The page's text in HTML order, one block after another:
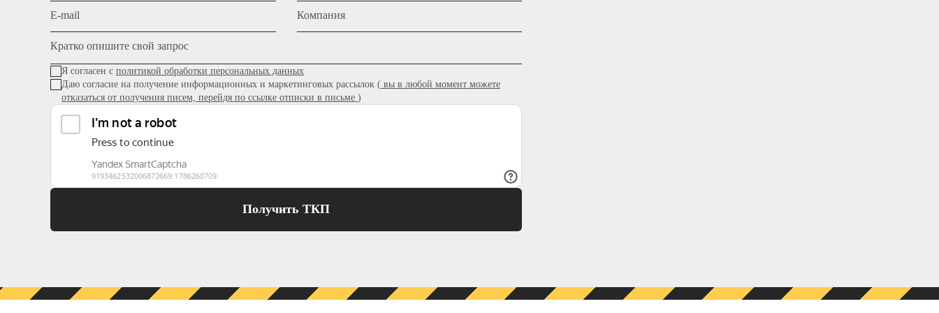
E-mail Компания
Кратко опишите свой запрос
Я согласен с политикой обработки персональных данных
Даю согласие на получение информационных и маркетинговых рассылок ( вы в любой момент можете
отказаться от получения писем, перейдя по ссылке отписки в письме )
Получить ТКП